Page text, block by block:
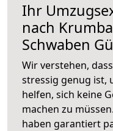
Ihr
nach
Schwaben
Wir verstehen,
stressig genug ist,
helfen, sich keine
machen zu
haben garantiert